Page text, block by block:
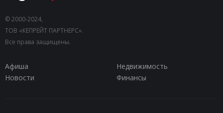
© 2000-2024,
ТОВ «КЕПРЕЙТ ПАРТНЕРС».
Все права защищены.
Афиша
Недвижимость
Новости
Финансы